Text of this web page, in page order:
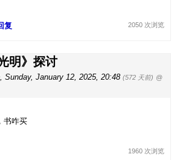
复 2050 次浏览
明》探讨
Sunday, January 12, 2025, 20:48 (572 天前) @
书咋买
1960 次浏览